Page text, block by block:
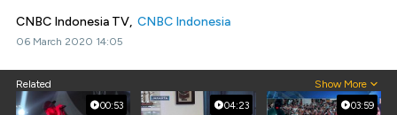
CNBC Indonesia TV, CNBC Indonesia
06 March 2020 14:05
Related Show More
00:53 04:23 03:59